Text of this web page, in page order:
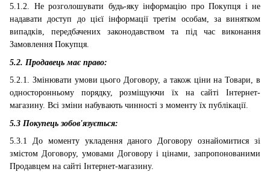
5.1.2. Не розголошувати будь-яку інформацію про Покупця і не
надавати доступ до цієї інформації третім особам, за винятком
випадків, передбачених законодавством та під час виконання
Замовлення Покупця.
5.2. Продавець має право:
5.2.1. Змінювати умови цього Договору, а також ціни на Товари, в
односторонньому порядку, розміщуючи їх на сайті Інтернет-
магазину. Всі зміни набувають чинності з моменту їх публікації.
5.3 Покупець зобов'язується:
5.3.1 До моменту укладення даного Договору ознайомитися зі
змістом Договору, умовами Договору і цінами, запропонованими
Продавцем на сайті Інтернет-магазину.